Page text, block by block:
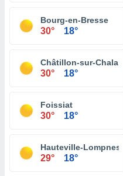
Bourg-en-Bresse
30° 18°
Châtillon-sur-
30° 18°
Foissiat
30° 18°
Hauteville-Lompnes
29° 18°